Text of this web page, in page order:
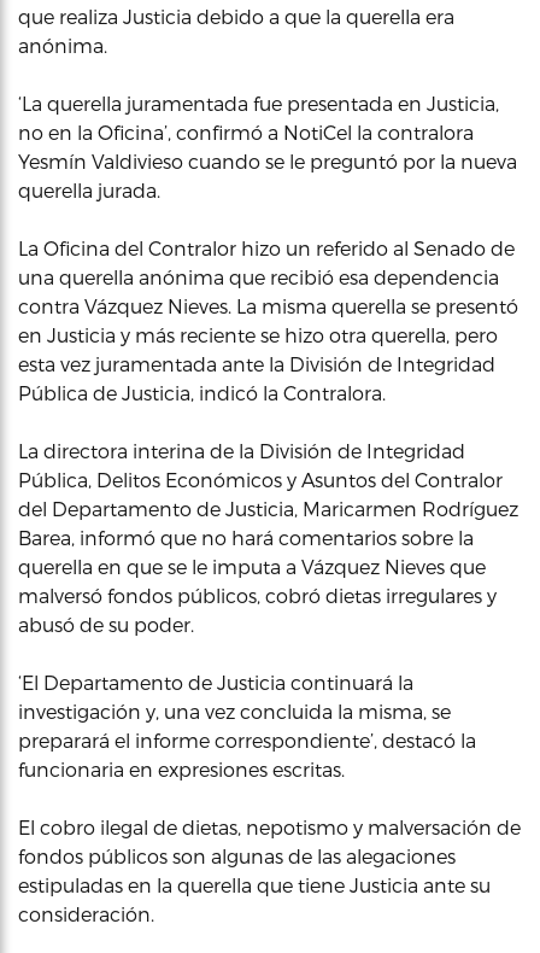
que realiza Justicia debido a que la querella era
anónima.
‘La querella juramentada fue presentada en Justicia,
no en la Oficina’, confirmó a NotiCel la contralora
Yesmín Valdivieso cuando se le preguntó por la nueva
querella jurada.
La Oficina del Contralor hizo un referido al Senado de
una querella anónima que recibió esa dependencia
contra Vázquez Nieves. La misma querella se presentó
en Justicia y más reciente se hizo otra querella, pero
esta vez juramentada ante la División de Integridad
Pública de Justicia, indicó la Contralora.
La directora interina de la División de Integridad
Pública, Delitos Económicos y Asuntos del Contralor
del Departamento de Justicia, Maricarmen Rodríguez
Barea, informó que no hará comentarios sobre la
querella en que se le imputa a Vázquez Nieves que
malversó fondos públicos, cobró dietas irregulares y
abusó de su poder.
‘El Departamento de Justicia continuará la
investigación y, una vez concluida la misma, se
preparará el informe correspondiente’, destacó la
funcionaria en expresiones escritas.
El cobro ilegal de dietas, nepotismo y malversación de
fondos públicos son algunas de las alegaciones
estipuladas en la querella que tiene Justicia ante su
consideración.